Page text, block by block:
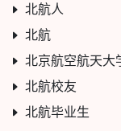
北航人
北航
北京航空航天大
北航校友
北航毕业生